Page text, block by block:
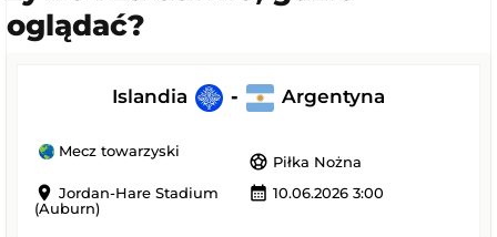
oglądać?
Islandia - Argentyna
Mecz towarzyski
sports_soccer Piłka Nożna
location_on Jordan-Hare Stadium
(Auburn)
calendar_month 10.06.2026 3:00